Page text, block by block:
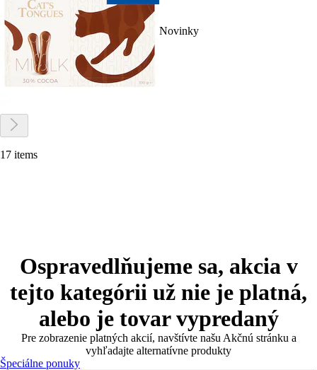
Novinky
17 items
Ospravedlňujeme sa, akcia v
tejto kategórii už nie je platná,
alebo je tovar vypredaný
Pre zobrazenie platných akcií, navštívte našu Akčnú stránku a
vyhľadajte alternatívne produkty
Špeciálne ponuky